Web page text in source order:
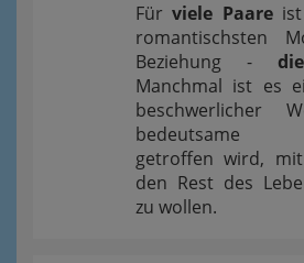
Fürviele Paareist
romantischsten
Beziehung -
Manchmal ist es
beschwerlicher
bedeutsame
getroffen wird,
den Rest des
zu wollen.